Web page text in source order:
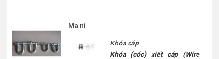
Ma ní
Khóa cáp
Khóa (cóc) xiết cáp (Wire